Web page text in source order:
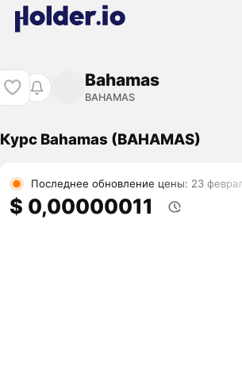
Bahamas
BAHAMAS
Курс Bahamas (BAHAMAS)
Последнее обновление цены: 23
$ 0,00000011